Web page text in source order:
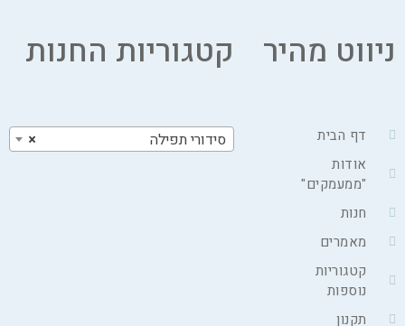
ניווט מהיר
דף הבית
אודות
"ממעמקים"
חנות
מאמרים
קטגוריות
נוספות
תקנון
קטגוריות החנות
× סידורי תפילה